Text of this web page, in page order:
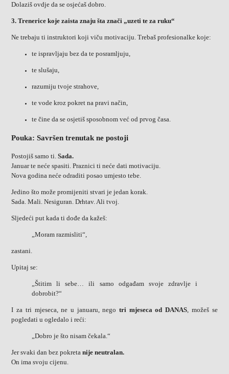
Dolaziš ovdje da se osjećaš dobro.
3. Trenerice koje zaista znaju šta znači „uzeti te za ruku“
Ne trebaju ti instruktori koji viču motivaciju. Trebaš profesionalke koje:
te ispravljaju bez da te posramljuju,
te slušaju,
razumiju tvoje strahove,
te vode kroz pokret na pravi način,
te čine da se osjetiš sposobnom već od prvog časa.
Pouka: Savršen trenutak ne postoji
Postojiš samo ti.Sada.
Januar te neće spasiti. Praznici ti neće dati motivaciju.
Nova godina neće odraditi posao umjesto tebe.
Jedino što može promijeniti stvari je jedan korak.
Sada. Mali. Nesiguran. Drhtav. Ali tvoj.
Sljedeći put kada ti dođe da kažeš:
„Moram razmisliti“,
zastani.
Upitaj se:
„Štitim li sebe… ili samo odgađam svoje zdravlje i
dobrobit?“
I za tri mjeseca, ne u januaru, negotri mjeseca od DANAS, možeš se
pogledati u ogledalo i reći:
„Dobro je što nisam čekala.“
Jer svaki dan bez pokretanije neutralan.
On ima svoju cijenu.